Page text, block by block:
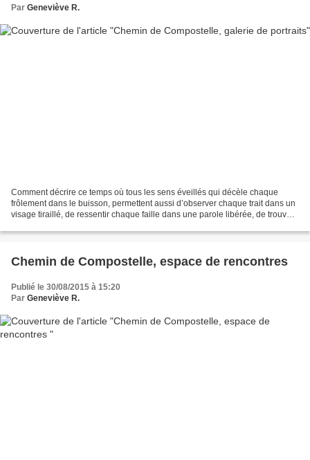
Par Geneviève R.
Comment décrire ce temps où tous les sens éveillés qui décèle chaque
frôlement dans le buisson, permettent aussi d’observer chaque trait dans un
visage tiraillé, de ressentir chaque faille dans une parole libérée, de trouver
Chemin de Compostelle, espace de rencontres
Publié le 30/08/2015 à 15:20
Par Geneviève R.